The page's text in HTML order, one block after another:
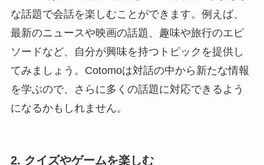
な話題で会話を楽しむことができます。例えば、
最新のニュースや映画の話題、趣味や旅行のエピ
ソードなど、自分が興味を持つトピックを提供し
てみましょう。Cotomoは対話の中から新たな情報
を学ぶので、さらに多くの話題に対応できるよう
になるかもしれません。
2. クイズやゲームを楽しむ